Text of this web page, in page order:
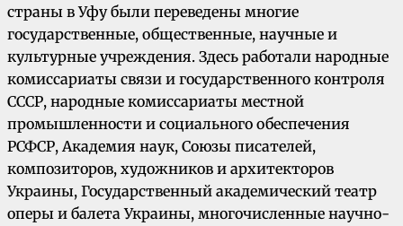
страны в Уфу были переведены многие
государственные, общественные, научные и
культурные учреждения. Здесь работали народные
комиссариаты связи и государственного контроля
СССР, народные комиссариаты местной
промышленности и социального обеспечения
РСФСР, Академия наук, Союзы писателей,
композиторов, художников и архитекторов
Украины, Государственный академический театр
оперы и балета Украины, многочисленные научно-